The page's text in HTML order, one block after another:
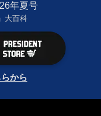
年夏号
大百科
から